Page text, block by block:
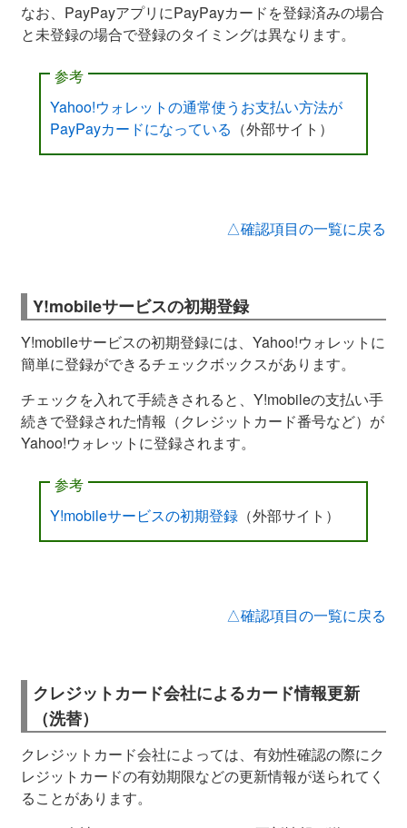
なお、PayPayアプリにPayPayカードを登録済みの場合
と未登録の場合で登録のタイミングは異なります。
参考
Yahoo!ウォレットの通常使うお支払い方法が
PayPayカードになっている （外部サイト）
△確認項目の一覧に戻る
Y!mobileサービスの初期登録
Y!mobileサービスの初期登録には、Yahoo!ウォレットに
簡単に登録ができるチェックボックスがあります。
チェックを入れて手続きされると、Y!mobileの支払い手
続きで登録された情報（クレジットカード番号など）が
Yahoo!ウォレットに登録されます。
参考
Y!mobileサービスの初期登録 （外部サイト）
△確認項目の一覧に戻る
クレジットカード会社によるカード情報更新
（洗替）
クレジットカード会社によっては、有効性確認の際にク
レジットカードの有効期限などの更新情報が送られてく
ることがあります。